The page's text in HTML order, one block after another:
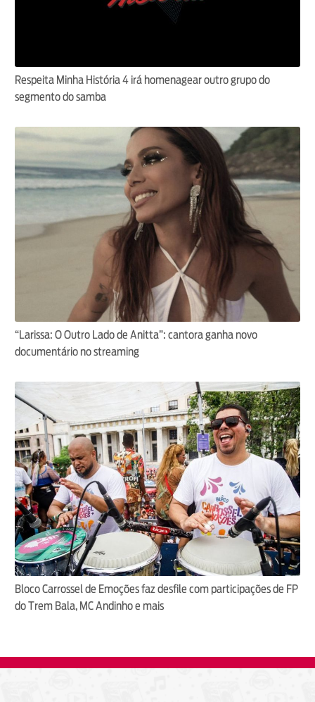
Respeita Minha História 4 irá homenagear outro grupo do
segmento do samba
“Larissa: O Outro Lado de Anitta”: cantora ganha novo
documentário no streaming
Bloco Carrossel de Emoções faz desfile com participações de FP
do Trem Bala, MC Andinho e mais